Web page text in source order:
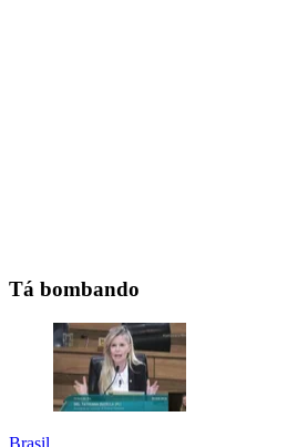
Tá bombando
Brasil